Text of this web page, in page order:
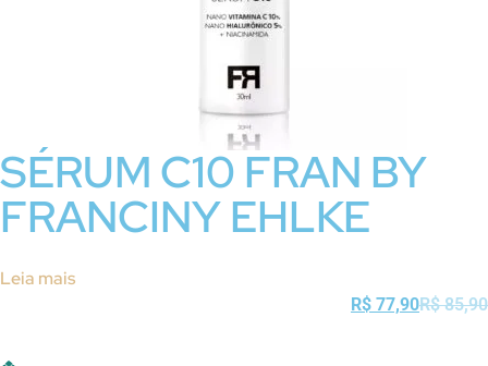
SÉRUM C10 FRAN BY
FRANCINY EHLKE
Leia mais
R$85,90
R$ 77,90